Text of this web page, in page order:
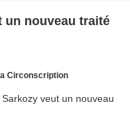
un nouveau traité
Circonscription